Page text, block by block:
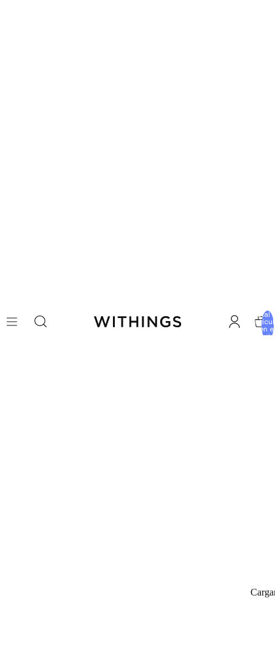
Total
en el